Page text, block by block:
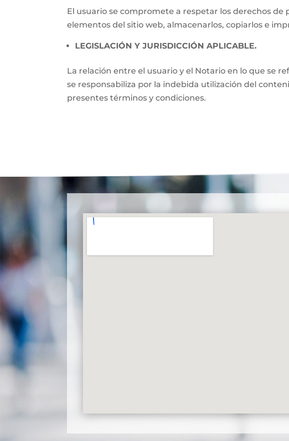
El usuario se compromete a respetar los derechos
elementos del sitio web, almacenarlos, copiarlos e
LEGISLACIÓN Y JURISDICCIÓN APLICABLE.
La relación entre el usuario y el Notario en lo que se
se responsabiliza por la indebida utilización del
presentes términos y condiciones.